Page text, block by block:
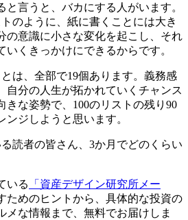
言うと、バカにする人がいます。
のように、紙に書くことには大き
の意識に小さな変化を起こし、それ
いくきっかけにできるからです。
は、全部で19個あります。義務感
自分の人生が拓かれていくチャンス
きな姿勢で、100のリストの残り90
ジしようと思います。
読者の皆さん、3か月でどのくらい
いる
「資産デザイン研究所メー
ためのヒントから、具体的な投資の
メな情報まで、無料でお届けしま